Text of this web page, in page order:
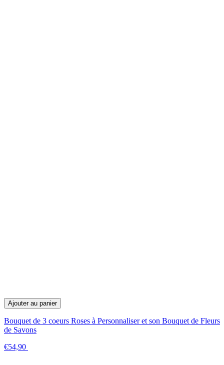
Ajouter au panier
Bouquet de 3 coeurs Roses à Personnaliser et son Bouquet de Fleurs
de Savons
€54,90